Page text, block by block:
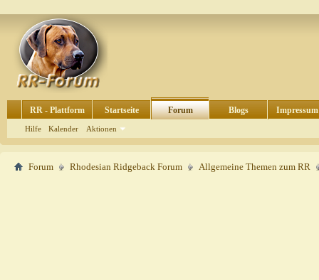
RR - Plattform Startseite Forum
Hilfe Kalender Aktionen
Blogs Impressum
Forum Rhodesian Ridgeback Forum Allgemeine Themen zum RR